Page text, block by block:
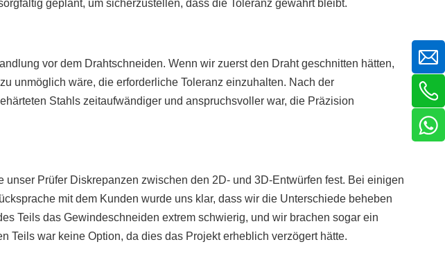
geplant, um sicherzustellen, dass die Toleranz gewahrt bleibt.
vor dem Drahtschneiden. Wenn wir zuerst den Draht geschnitten hätten,
unmöglich wäre, die erforderliche Toleranz einzuhalten. Nach der
Stahls zeitaufwändiger und anspruchsvoller war, die Präzision
Prüfer Diskrepanzen zwischen den 2D- und 3D-Entwürfen fest. Bei einigen
mit dem Kunden wurde uns klar, dass wir die Unterschiede beheben
Teils das Gewindeschneiden extrem schwierig, und wir brachen sogar ein
Teils war keine Option, da dies das Projekt erheblich verzögert hätte.